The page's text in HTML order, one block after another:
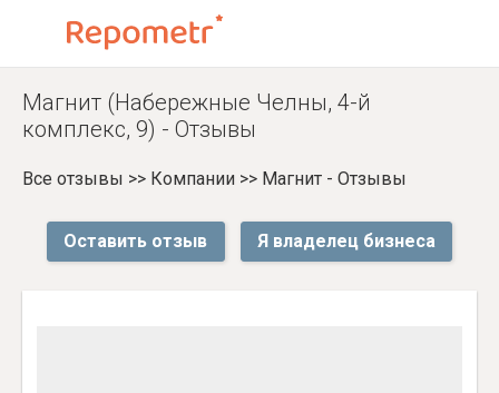
Магнит (Набережные Челны, 4-й
комплекс, 9) - Отзывы
Все отзывы >> Компании >> Магнит - Отзывы
Оставить отзыв Я владелец бизнеса